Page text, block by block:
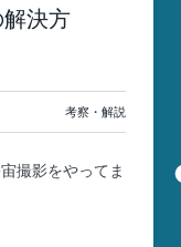
決方
考察・解説
撮影をやってま